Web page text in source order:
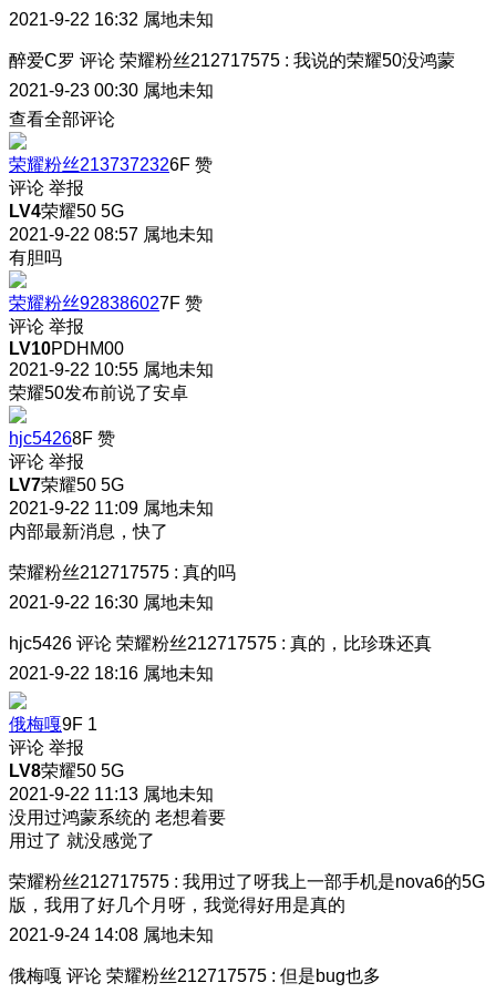
2021-9-22 16:32 属地未知
醉爱C罗 评论 荣耀粉丝212717575 : 我说的荣耀50没鸿蒙
2021-9-23 00:30 属地未知
查看全部评论
荣耀粉丝2137372326F 赞
评论 举报
LV4荣耀50 5G
2021-9-22 08:57 属地未知
有胆吗
荣耀粉丝928386027F 赞
评论 举报
LV10PDHM00
2021-9-22 10:55 属地未知
荣耀50发布前说了安卓
hjc54268F 赞
评论 举报
LV7荣耀50 5G
2021-9-22 11:09 属地未知
内部最新消息，快了
荣耀粉丝212717575 : 真的吗
2021-9-22 16:30 属地未知
hjc5426 评论 荣耀粉丝212717575 : 真的，比珍珠还真
2021-9-22 18:16 属地未知
俄梅嘎9F 1
评论 举报
LV8荣耀50 5G
2021-9-22 11:13 属地未知
没用过鸿蒙系统的 老想着要
用过了 就没感觉了
荣耀粉丝212717575 : 我用过了呀我上一部手机是nova6的5G
版，我用了好几个月呀，我觉得好用是真的
2021-9-24 14:08 属地未知
俄梅嘎 评论 荣耀粉丝212717575 : 但是bug也多